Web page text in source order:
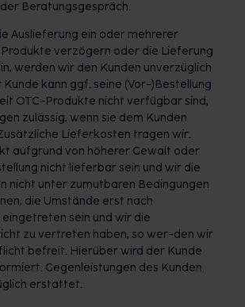
Beratungsgespräch.
Auslieferung ein oder mehrerer
verzögern oder die Lieferung
werden wir den Kunden unverzüglich
kann ggf. seine (Vor-)Bestellung
OTC-Produkte nicht verfügbar sind,
zulässig, wenn sie dem Kunden
Lieferkosten tragen wir.
aufgrund von höherer Gewalt oder
nicht lieferbar sein und wir die
nicht unter zumutbaren Bedingungen
die Umstände erst nach
sein und wir die
zu vertreten haben, so wer-den wir
befreit. Hierüber wird der Kunde
Gegenleistungen des Kunden
erstattet.